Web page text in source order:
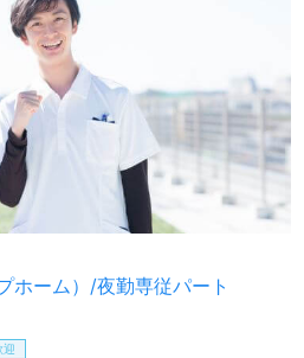
ホーム）/夜勤専従パート
迎